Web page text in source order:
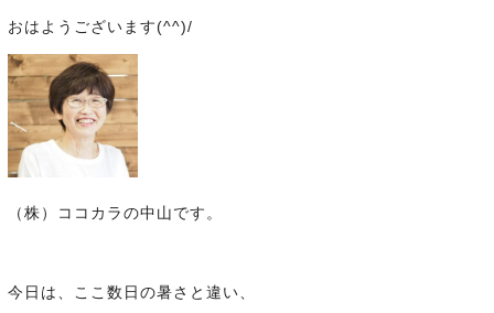
おはようございます(^^)/
（株）ココカラの中山です。
今日は、ここ数日の暑さと違い、